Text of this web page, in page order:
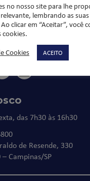
das 7h30 às 16h30
de Resende, 330
Campinas/SP
no nosso site para lhe
lembrando as
clicar em “Aceitar”, você
cookies.
Cookies
ACEITO